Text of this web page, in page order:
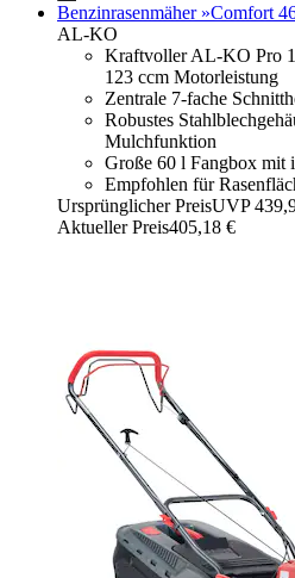
Benzinrasenmäher »Comfort
AL-KO
Kraftvoller AL-KO Pro
123 ccm Motorleistung
Zentrale 7-fache
Robustes
Mulchfunktion
Große 60 l Fangbox mit
Empfohlen für
Ursprünglicher PreisUVP
Aktueller Preis405,18 €